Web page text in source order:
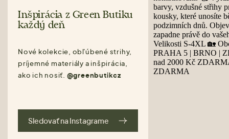
Inšpirácia z Green Butiku
každý deň
Nové kolekcie, obľúbené strihy,
príjemné materiály a inšpirácia,
ako ich nosiť. @greenbutikcz
Sledovať na Instagrame